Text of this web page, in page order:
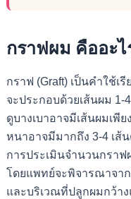
กราฟผม คืออะไ
กราฟ (Graft) เป็นคำใช้เ
จะประกอบด้วยเส้นผม
ดูบางเบาอาจมีเส้นผมเพี
หนาอาจมีมากถึง 3-4 เส้
การประเมินจำนวนกรา
โดยแพทย์จะพิจารณาจา
และบริเวณที่ปลูกผมกว้า